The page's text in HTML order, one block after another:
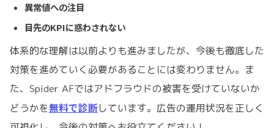
異常値への注目
目先のKPIに惑わされない
体系的な理解は以前よりも進みましたが、今後も徹底した
対策を進めていく必要があることには変わりません。ま
た、Spider AFではアドフラウドの被害を受けていないか
どうかを無料で診断しています。広告の運用状況を正しく